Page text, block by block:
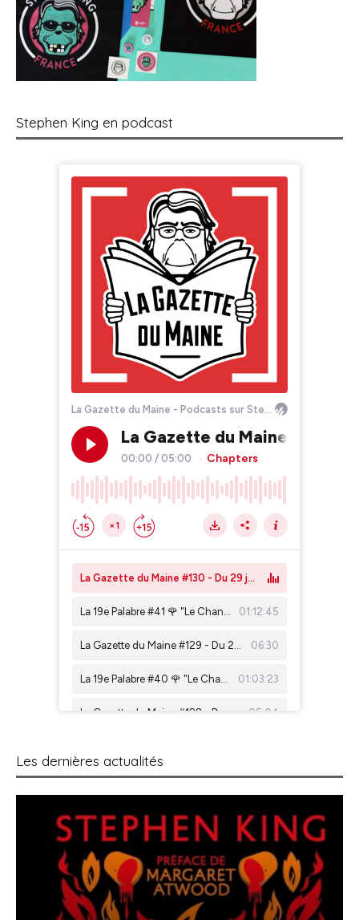
Stephen King en podcast
Les dernières actualités